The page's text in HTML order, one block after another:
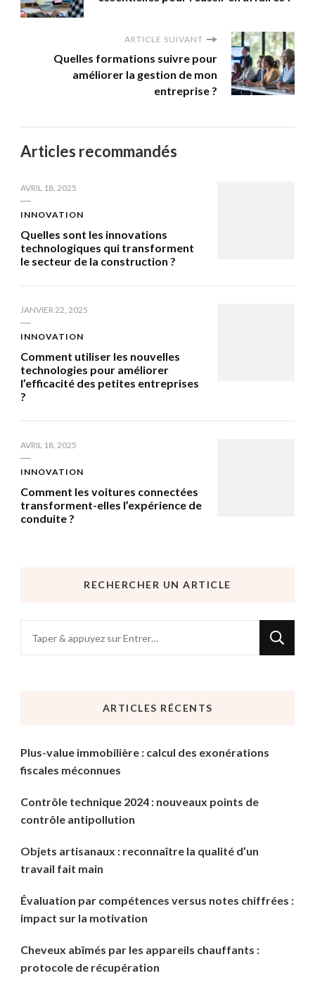
ARTICLE SUIVANT
Quelles formations suivre pour
améliorer la gestion de mon
entreprise ?
Articles recommandés
AVRIL 18, 2025
INNOVATION
Quelles sont les innovations
technologiques qui transforment
le secteur de la construction ?
JANVIER 22, 2025
INNOVATION
Comment utiliser les nouvelles
technologies pour améliorer
l’efficacité des petites entreprises
?
AVRIL 18, 2025
INNOVATION
Comment les voitures connectées
transforment-elles l’expérience de
conduite ?
RECHERCHER UN ARTICLE
recherchiez
ARTICLES RÉCENTS
Plus-value immobilière : calcul des exonérations
fiscales méconnues
Contrôle technique 2024 : nouveaux points de
contrôle antipollution
Objets artisanaux : reconnaître la qualité d’un
travail fait main
Évaluation par compétences versus notes chiffrées :
impact sur la motivation
Cheveux abîmés par les appareils chauffants :
protocole de récupération